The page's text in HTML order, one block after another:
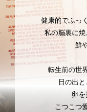
健康的でふっ
私の脳裏に
鮮
転生前の世
日の出と
卵を
こつこつ